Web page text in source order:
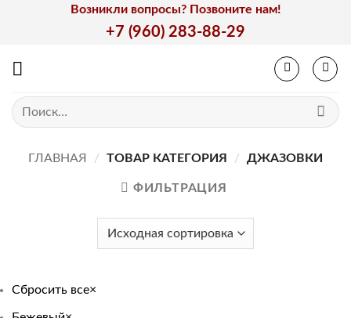
Возникли вопросы? Позвоните нам!
+7 (960) 283-88-29
Искать:
ГЛАВНАЯ / ТОВАР КАТЕГОРИЯ / ДЖАЗОВКИ
ФИЛЬТРАЦИЯ
Сбросить все×